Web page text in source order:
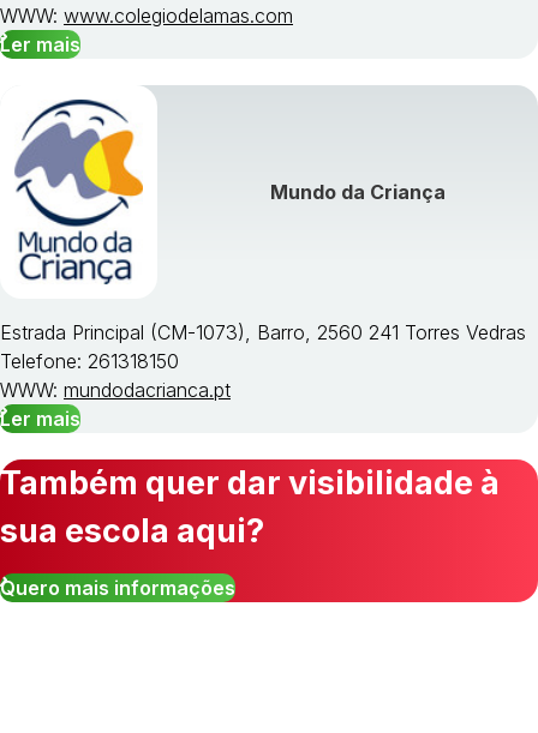
WWW: www.colegiodelamas.com
Ler mais
Mundo da Criança
Estrada Principal (CM-1073), Barro, 2560 241 Torres Vedras
Telefone: 261318150
WWW: mundodacrianca.pt
Ler mais
Também quer dar visibilidade à
sua escola aqui?
Quero mais informações